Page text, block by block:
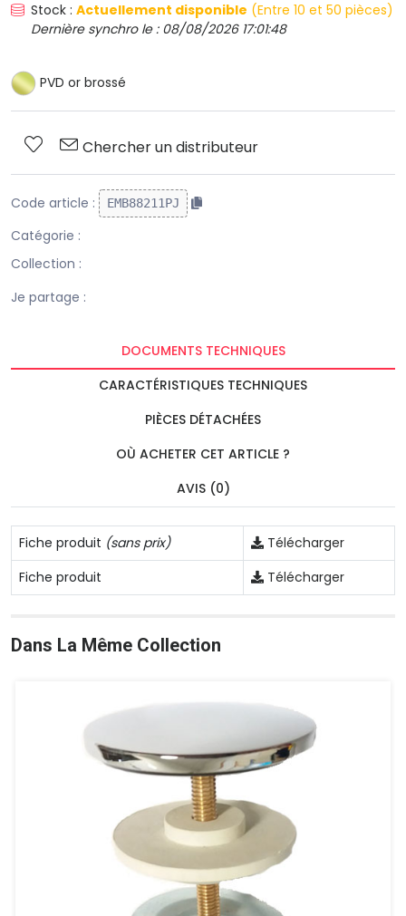
Stock : Actuellement disponible (Entre 10 et 50 pièces)
Dernière synchro le : 08/08/2026 17:01:48
PVD or brossé
Chercher un distributeur
Code article : EMB88211PJ
Catégorie :
Collection :
Je partage :
DOCUMENTS TECHNIQUES
CARACTÉRISTIQUES TECHNIQUES
PIÈCES DÉTACHÉES
OÙ ACHETER CET ARTICLE ?
AVIS (0)
Fiche produit (sans prix)
Télécharger
Fiche produit
Télécharger
Dans La Même Collection